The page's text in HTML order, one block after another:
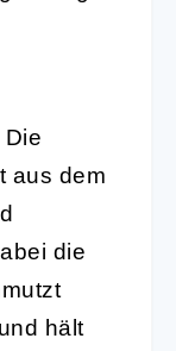
Die
aus dem
die
hält